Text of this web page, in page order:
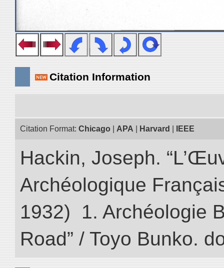
Citation Information
Citation Format: Chicago APA Harvard IEEE
Hackin, Joseph.
Archéologique
1932) 1. Archéologie
Road” / Toyo Bunko.